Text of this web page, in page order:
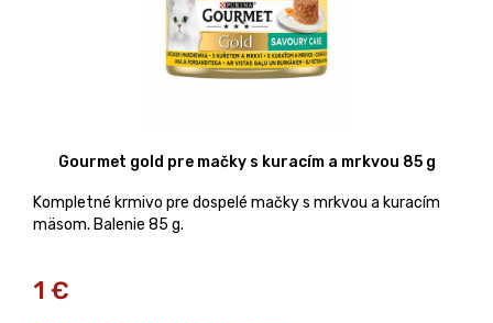
Gourmet gold pre mačky s kuracím a mrkvou 85 g
Kompletné krmivo pre dospelé mačky s mrkvou a kuracím
mäsom. Balenie 85 g.
1 €